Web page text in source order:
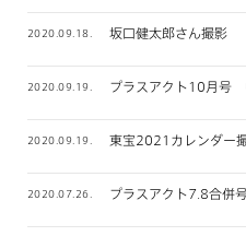
2020.09.18. 坂口健太郎さん撮影
2020.09.19. プラスアクト10月号
2020.09.19. 東宝2021カレンダー
2020.07.26. プラスアクト7.8合併